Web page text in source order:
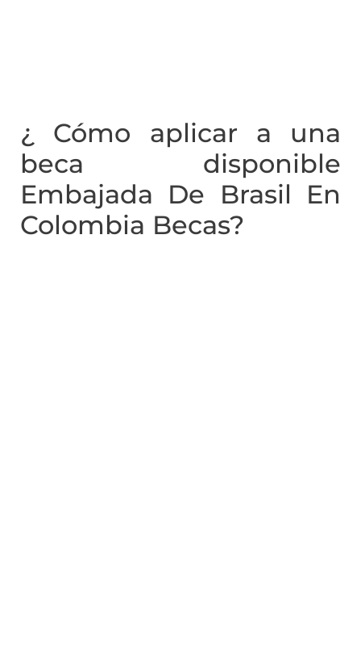
¿ Cómo aplicar a una
beca disponible
Embajada De Brasil En
Colombia Becas?